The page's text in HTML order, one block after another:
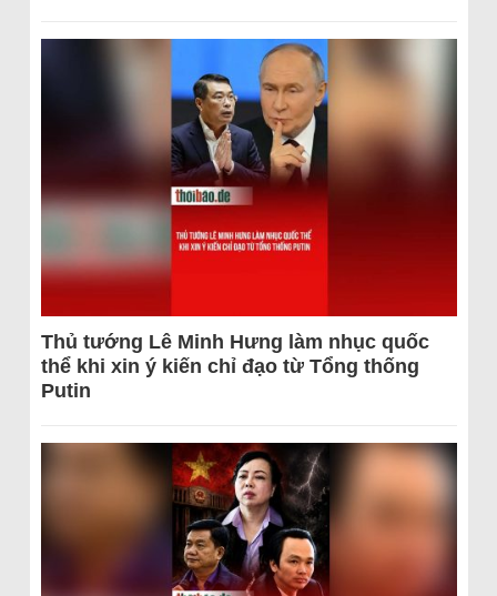
Thủ tướng Lê Minh Hưng làm nhục quốc
thể khi xin ý kiến chỉ đạo từ Tổng thống
Putin